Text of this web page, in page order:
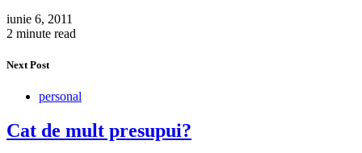
iunie 6, 2011
2 minute read
Next Post
personal
Cat de mult presupui?